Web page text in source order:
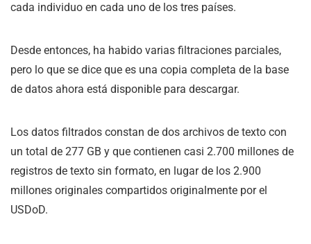
cada individuo en cada uno de los tres países.
Desde entonces, ha habido varias filtraciones parciales,
pero lo que se dice que es una copia completa de la base
de datos ahora está disponible para descargar.
Los datos filtrados constan de dos archivos de texto con
un total de 277 GB y que contienen casi 2.700 millones de
registros de texto sin formato, en lugar de los 2.900
millones originales compartidos originalmente por el
USDoD.